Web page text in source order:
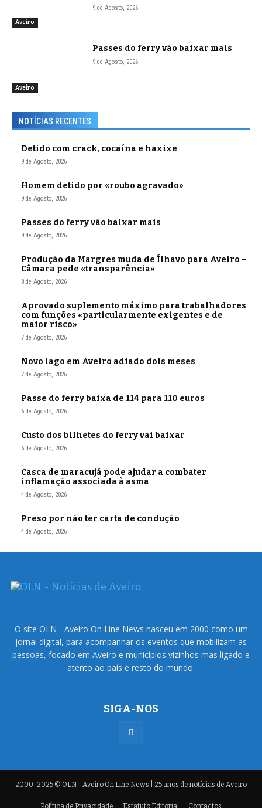
Aveiro
9 de Agosto, 2026
Aveiro
Passes do ferry vão baixar mais
9 de Agosto, 2026
NOTÍCIAS RECENTES
Detido com crack, cocaína e haxixe
9 de Agosto, 2026
Homem detido por «roubo agravado»
9 de Agosto, 2026
Passes do ferry vão baixar mais
9 de Agosto, 2026
Produção da Margres muda de Ílhavo para Aveiro –
Câmara pede «transparência»
8 de Agosto, 2026
Aprovado suplemento máximo para trabalhadores
com funções «particularmente exigentes e de
maior risco»
7 de Agosto, 2026
Novo lago em Aveiro adiado dois meses
7 de Agosto, 2026
Passe do ferry baixa de 114 para 110 euros
6 de Agosto, 2026
Custo dos bilhetes do ferry vai baixar
6 de Agosto, 2026
Casca de maracujá pode ajudar a combater
inflamação associada à asma
4 de Agosto, 2026
Preso por não ter carta de condução
4 de Agosto, 2026
O site OLN - Aveiro On Line News nasceu em 2000 como um
jornal digital, para acompanhar os eventos que mobilizam as
pessoas, focado em Aveiro e municípios vizinhos mas ligado e
atento ao país e resto do mundo.
SIGA-NOS
2000-2025 © OLN - Aveiro On Line News | 25 anos de notícias de Aveiro